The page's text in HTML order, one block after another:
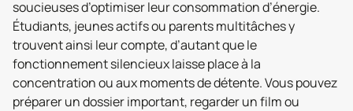
soucieuses d’optimiser leur consommation d’énergie.
Étudiants, jeunes actifs ou parents multitâches y
trouvent ainsi leur compte, d’autant que le
fonctionnement silencieux laisse place à la
concentration ou aux moments de détente. Vous pouvez
préparer un dossier important, regarder un film ou